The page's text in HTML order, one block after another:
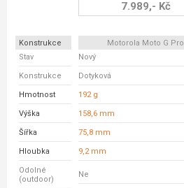
7.989,- Kč
Konstrukce Motorola Moto G Pro
Stav
Nový
Konstrukce Dotyková
Hmotnost 192 g
Výška 158,6 mm
Šířka 75,8 mm
Hloubka 9,2 mm
Odolné
(outdoor)
Ne